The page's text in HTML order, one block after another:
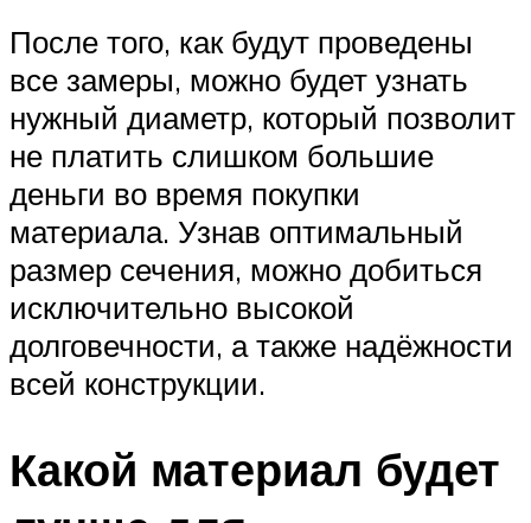
После того, как будут проведены
все замеры, можно будет узнать
нужный диаметр, который позволит
не платить слишком большие
деньги во время покупки
материала. Узнав оптимальный
размер сечения, можно добиться
исключительно высокой
долговечности, а также надёжности
всей конструкции.
Какой материал будет